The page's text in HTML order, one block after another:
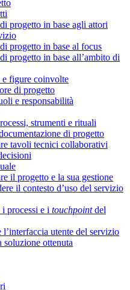
progetto in base agli attori
progetto in base al focus
progetto in base all’ambito di
figure coinvolte
di progetto
e responsabilità
strumenti e rituali
di progetto
tavoli tecnici collaborativi
il progetto e la sua gestione
il contesto d’uso del servizio
processi e i touchpointdel
l’interfaccia utente del servizio
soluzione ottenuta